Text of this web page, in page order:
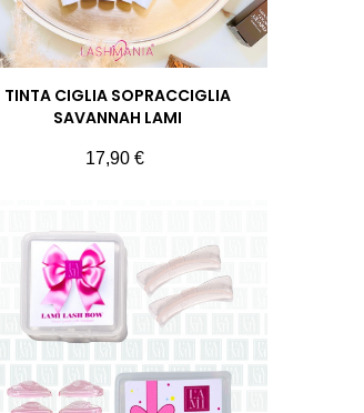
TINTA CIGLIA SOPRACCIGLIA
SAVANNAH LAMI
Prezzo
17,90 €